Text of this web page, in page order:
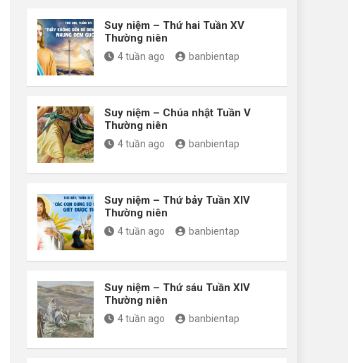
Suy niệm – Thứ hai Tuần XV
Thường niên
4 tuần ago banbientap
Suy niệm – Chúa nhật Tuần V
Thường niên
4 tuần ago banbientap
Suy niệm – Thứ bảy Tuần XIV
Thường niên
4 tuần ago banbientap
Suy niệm – Thứ sáu Tuần XIV
Thường niên
4 tuần ago banbientap